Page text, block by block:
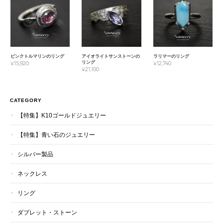
ピンクトルマリンのリング
¥15,920
アイオライトサンストーンの
リング
¥21,100
ラリマーのリング
¥12,740
CATEGORY
【特集】K10ゴールドジュエリー
【特集】青い石のジュエリー
シルバー製品
ネックレス
リング
ダブレット・ストーン